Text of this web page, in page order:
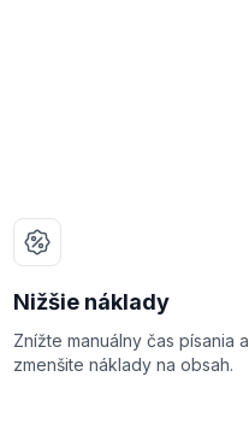
Nižšie náklady
Znížte manuálny čas písania a
zmenšite náklady na obsah.